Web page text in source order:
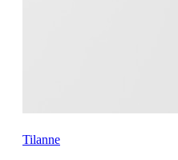
Tilanne